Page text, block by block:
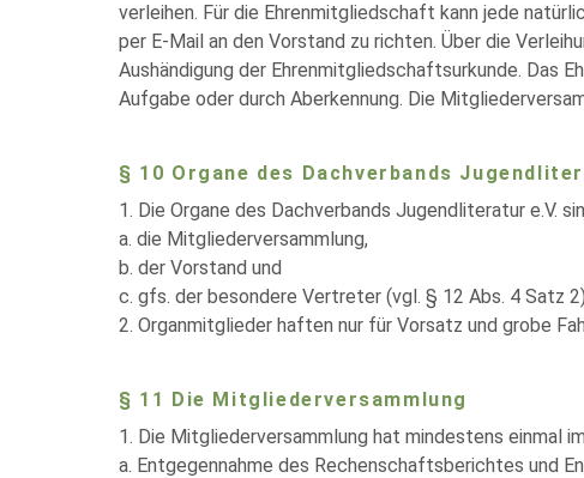
verleihen. Für die Ehrenmitgliedschaft kann jede
per E-Mail an den Vorstand zu richten. Über die
Aushändigung der Ehrenmitgliedschaftsurkunde. Das
Aufgabe oder durch Aberkennung. Die
§ 10 Organe des Dachverbands
1. Die Organe des Dachverbands Jugendliteratur e.V.
a. die Mitgliederversammlung,
b. der Vorstand und
c. gfs. der besondere Vertreter (vgl. § 12 Abs. 4 Satz
2. Organmitglieder haften nur für Vorsatz und grobe
§ 11 Die Mitgliederversammlung
1. Die Mitgliederversammlung hat mindestens einmal
a. Entgegennahme des Rechenschaftsberichtes und